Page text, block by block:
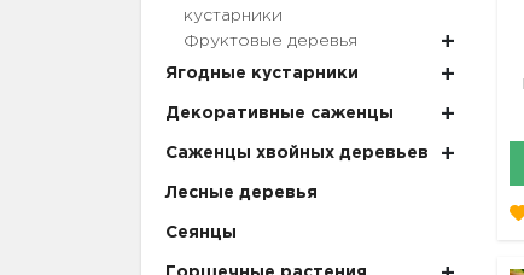
кустарники
Фруктовые деревья
Ягодные кустарники
Декоративные саженцы
Саженцы хвойных деревьев
Лесные деревья
Сеянцы